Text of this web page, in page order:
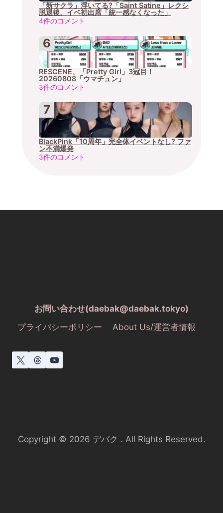
「新サクラ」浮いてる?「Saint Satine」レクシ
脱退後、イベ初出席「統一感なくなった」
4件のコメント
RESCENE、「Pretty Girl」3冠目！
20260808「ウマチュン」
3件のコメント
BlackPink「10周年」完全体イベントなし? ファ
ン不満爆発
3件のコメント
お問い合わせ(daebak@daebak.tokyo)
プライバシーポリシー
About Us/運営者情報
Copyright © 2026 デバク . All Rights Reserved.